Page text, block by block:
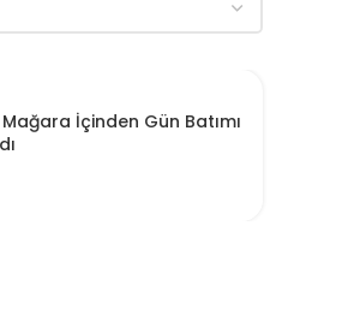
İçinden Gün Batımı